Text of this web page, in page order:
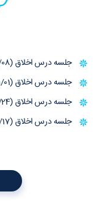
جلسه درس اخلاق (1404/11/08)
جلسه درس اخلاق (1404/11/01)
جلسه درس اخلاق (1404/10/24)
جلسه درس اخلاق (1404/10/17)